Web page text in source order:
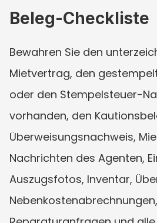
Beleg-Checkliste
Bewahren Sie den
Mietvertrag, den
oder den Stempelsteuer-
vorhanden, den
Überweisungsnachweis,
Nachrichten des Agenten,
Auszugsfotos, Inventar,
Nebenkostenabrechnungen,